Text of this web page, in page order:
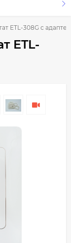
ETL-308G с
ETL-